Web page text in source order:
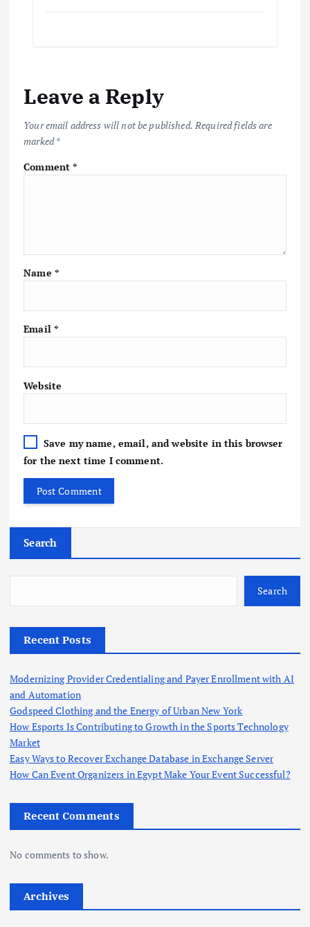
Leave a Reply
Your email address will not be published. Required fields are
marked*
Comment*
Name *
Email *
Website
Save my name, email, and website in this browser
for the next time I comment.
Search
Search
Recent Posts
Modernizing Provider Credentialing and Payer Enrollment with AI
and Automation
Godspeed Clothing and the Energy of Urban New York
How Esports Is Contributing to Growth in the Sports Technology
Market
Easy Ways to Recover Exchange Database in Exchange Server
How Can Event Organizers in Egypt Make Your Event Successful?
Recent Comments
No comments to show.
Archives